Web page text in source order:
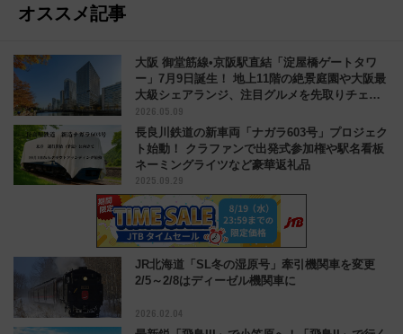
オススメ記事
大阪 御堂筋線•京阪駅直結「淀屋橋ゲートタワ
ー」7月9日誕生！ 地上11階の絶景庭園や大阪最
大級シェアランジ、注目グルメを先取りチェッ
ク！
2026.05.09
長良川鉄道の新車両「ナガラ603号」プロジェク
ト始動！ クラファンで出発式参加権や駅名看板
ネーミングライツなど豪華返礼品
2025.09.29
JR北海道「SL冬の湿原号」牽引機関車を変更
2/5～2/8はディーゼル機関車に
2026.02.04